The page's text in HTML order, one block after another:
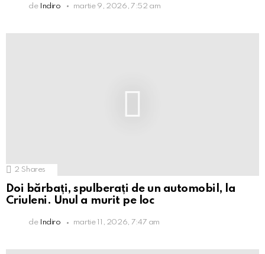
de Indiro martie 9, 2026, 7:52 am
2 Shares
Doi bărbați, spulberați de un automobil, la
Criuleni. Unul a murit pe loc
de Indiro martie 11, 2026, 7:47 am